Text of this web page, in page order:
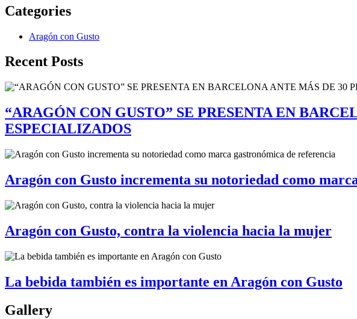
Categories
Aragón con Gusto
Recent Posts
“ARAGÓN CON GUSTO” SE PRESENTA EN
ESPECIALIZADOS
Aragón con Gusto incrementa su notoriedad como
Aragón con Gusto, contra la violencia hacia la mujer
La bebida también es importante en Aragón con Gusto
Gallery